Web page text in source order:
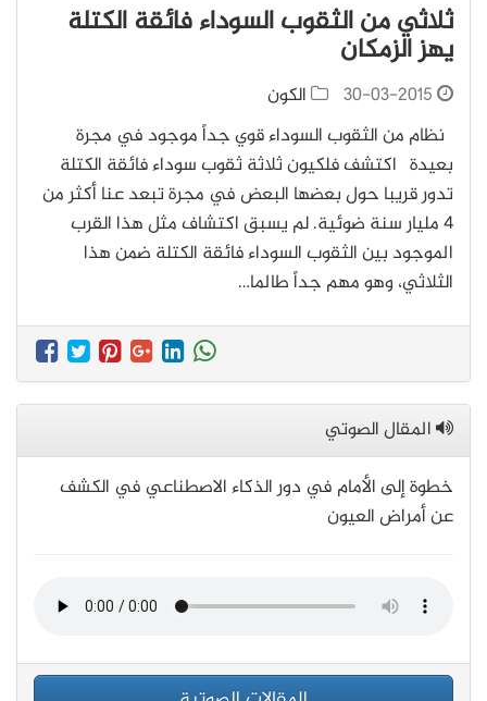
ثلاثي من الثقوب السوداء فائقة الكتلة
يهز الزمكان
30-03-2015
الكون
نظام من الثقوب السوداء قوي جداً موجود في مجرة
بعيدة اكتشف فلكيون ثلاثة ثقوب سوداء فائقة الكتلة
تدور قريبا حول بعضها البعض في مجرة تبعد عنا أكثر من
4 مليار سنة ضوئية. لم يسبق اكتشاف مثل هذا القرب
الموجود بين الثقوب السوداء فائقة الكتلة ضمن هذا
الثلاثي، وهو مهم جداً طالما…
المقال الصوتي
خطوة إلى الأمام في دور الذكاء الاصطناعي في الكشف
عن أمراض العيون